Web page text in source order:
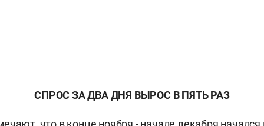
СПРОС ЗА ДВА ДНЯ ВЫРОС В ПЯТЬ РАЗ